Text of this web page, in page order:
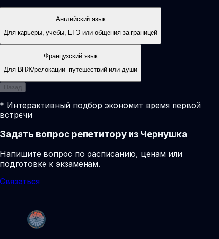
Английский язык
Для карьеры, учебы, ЕГЭ или общения за границей
Французский язык
Для ВНЖ/релокации, путешествий или души
Назад
* Интерактивный подбор экономит время первой
встречи
Задать вопрос репетитору из Чернушка
Напишите вопрос по расписанию, ценам или
подготовке к экзаменам.
Связаться